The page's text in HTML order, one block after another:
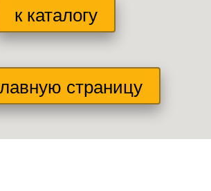
к каталогу
страницу